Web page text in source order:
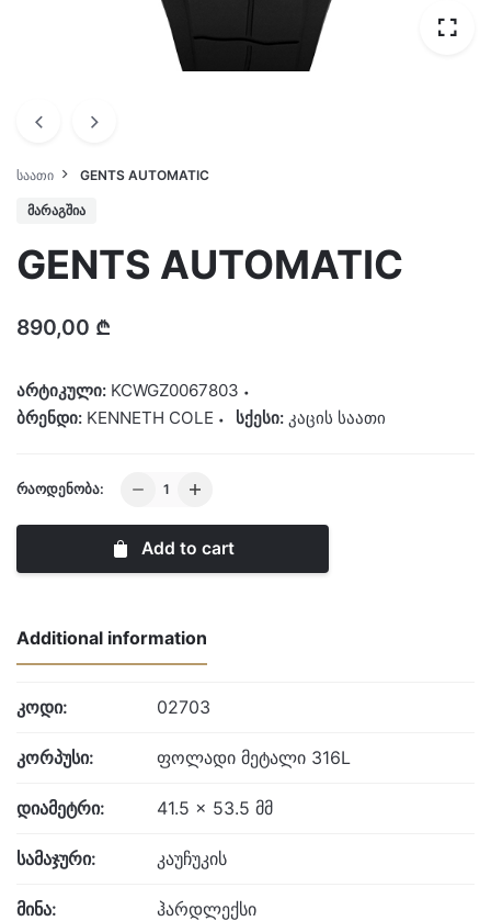
ᲡᲐᲐᲗᲘ GENTS AUTOMATIC
ᲛᲐᲠᲐᲒᲨᲘᲐ
GENTS AUTOMATIC
890,00 ₾
არტიკული: KCWGZ0067803
ბრენდი: KENNETH COLE სქესი: კაცის საათი
ᲠᲐᲝᲓᲔᲜᲝᲑᲐ:
GENTS
quantity
Add to cart
Additional information
კოდი: 02703
კორპუსი: ფოლადი მეტალი 316L
დიამეტრი: 41.5 x 53.5 მმ
სამაჯური: კაუჩუკის
მინა: ჰარდლექსი